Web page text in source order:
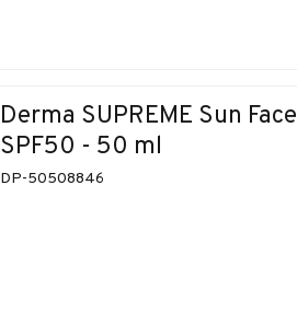
Derma SUPREME Sun
SPF50 - 50 ml
DP-50508846